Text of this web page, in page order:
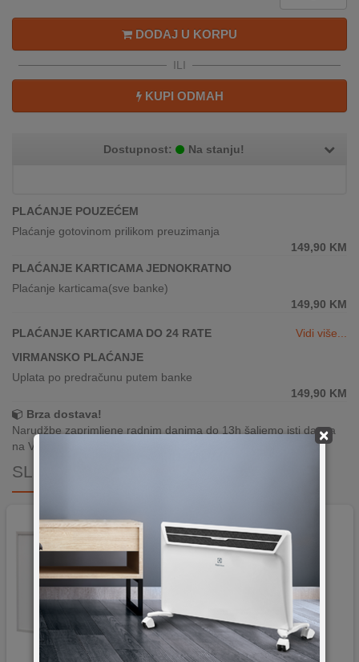
O
KAKO
OZNAKE
UČINKOVITOSTI
DIGITALIS
×
DODAJ U KORPU
ILI
KUPI ODMAH
Dostupnost: Na stanju!
PLAĆANJE POUZEĆEM
Plaćanje gotovinom prilikom preuzimanja
149,90 KM
PLAĆANJE KARTICAMA JEDNOKRATNO
Plaćanje karticama(sve banke)
149,90 KM
PLAĆANJE KARTICAMA DO 24 RATE
Vidi više...
VIRMANSKO PLAĆANJE
Uplata po predračunu putem banke
149,90 KM
Brza dostava!
Narudžbe zaprimljene radnim danima do 13h šaljemo isti dan, a
na Vašoj adresi paket je već za 24–48h.
SLIČNI PROIZVODI